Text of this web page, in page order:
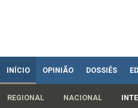
INÍCIO OPINIÃO DOSSIÊS
REGIONAL NACIONAL